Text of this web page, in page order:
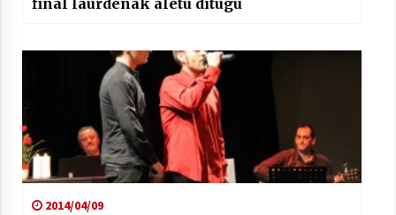
final laurdenak aletu ditugu
2014/04/09